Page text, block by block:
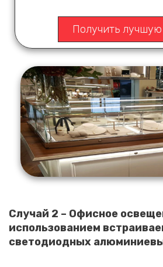
Получить
Случай 2 – Офисное
использованием
светодиодных